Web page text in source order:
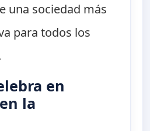
una sociedad más
para todos los
en
la